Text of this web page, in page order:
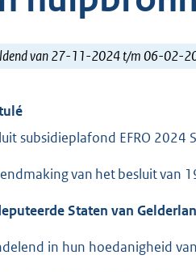
van 27-11-2024 t/m 06-02-
subsidieplafond EFRO
van het besluit van
Staten van
in hun hoedanigheid